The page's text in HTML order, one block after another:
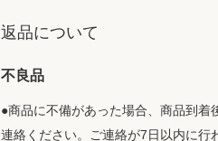
返品について
不良品
●商品に不備があった場合、商品到着
連絡ください。ご連絡が7日以内に行